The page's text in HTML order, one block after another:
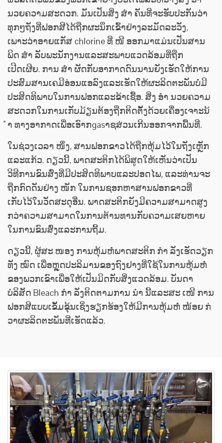
ນວຍຄວາມສະດວກ. ມັນເປັນສິ່ງ ສຳ ຄັນທີ່ຈະຮັບປະກັນວ່າ
ທຸກໆຖັງທີ່ຟອກສີໄດ້ຖືກຜະນຶກເຂົ້າຢ່າງລະມັດລະວັງ,
ເພາະວ່າອາຍແກັສ chlorine ທີ່ ໜີ ອອກມາແມ່ນເປັນສານ
ພິດ ສຳ ລັບພະນັກງານແລະສະພາບແວດລ້ອມທີ່ຖືກ
ເປີດເຜີຍ. ການ ສຳ ຜັດກັບອາກາດດົນນານຍັງເຮັດໃຫ້ການ
ປະສົມສານເຄມີອ່ອນແອລົງແລະເຮັດໃຫ້ຜະລິດຕະພັນບໍ່ມີ
ປະສິດທິພາບໃນການຟອກແລະຂ້າເຊື້ອ. ສິ່ງ ອຳ ນວຍຄວາມ
ສະດວກໃນການເກັບມ້ຽນຕ້ອງຖືກຕິດຕັ້ງດ້ວຍເຄື່ອງເຈາະນ້
ຳ ທາງອາກາດເພື່ອເອົາກgasາຊສ່ວນເກີນອອກຈາກພື້ນທີ່.
ໃນຊ່ວງເວລາ ໜຶ່ງ, ສານຟອກຂາວໄດ້ຖືກຫຸ້ມໄວ້ໃນຖັງເຫຼັກ
ແລະແກ້ວ. ດຽວນີ້, ພາດສະຕິກໄດ້ພິສູດໃຫ້ເຫັນວ່າເປັນ
ວິທີການຂົນສົ່ງທີ່ມີປະສິດທິພາບແລະປອດໄພ, ແລະທ່ານຈະ
ຖືກກົດດັນຢ່າງ ໜັກ ໃນການຊອກຫາສານຟອກຂາວທີ່
ເກັບໄວ້ໃນວັດສະດຸອື່ນ. ພາດສະຕິກຍັງມີຄວາມສາມາດສູງ
ກວ່າຄວາມສາມາດໃນການຕ້ານທານກັບຄວາມເສຍຫາຍ
ໃນການຂົນສົ່ງແລະການຖີ້ມ.
ດຽວນີ້, ຜູ້ສະ ໜອງ ການຫຸ້ມຫໍ່ພາດສະຕິກ ກຳ ລັງເຮັດວຽກ
ທັງ ໝົດ ເພື່ອຫຼຸດປະລິມານຂອງຖົງຢາງທີ່ໃຊ້ໃນການຫຸ້ມຫໍ່
ຂອງພວກເຂົາເພື່ອໃຫ້ເປັນມິດກັບສິ່ງແວດລ້ອມ. ບັນດາ
ບໍລິສັດ Bleach ກຳ ລັງຕິດຕາມການ ນຳ ນີ້ແລະສະ ເໜີ ການ
ຟອກສີແບບເຂັ້ມຂຸ້ນເຊິ່ງຮຽກຮ້ອງໃຫ້ມີການຫຸ້ມຫໍ່ ໜ້ອຍ ກ່
ວາຜະລິດຕະພັນທີ່ເຮັດແລ້ວ.